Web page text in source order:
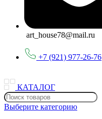
art_house78@mail.ru
+7 (921) 977-26-76
КАТАЛОГ
Выберите категорию